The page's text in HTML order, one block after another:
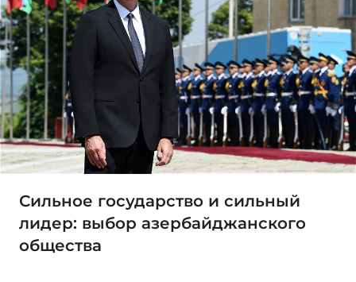
Сильное государство и сильный
лидер: выбор азербайджанского
общества